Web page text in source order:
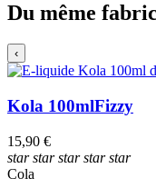
Du même
‹
Kola 100mlFizzy
15,90 €
starstarstarstarstar
Cola